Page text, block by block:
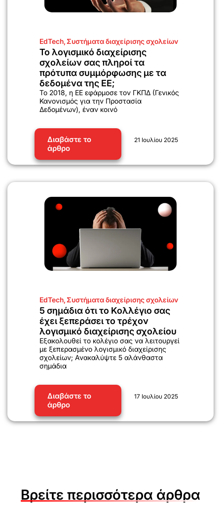
EdTech,Συστήματα διαχείρισης σχολείων
Το λογισμικό διαχείρισης
σχολείων σας πληροί τα
πρότυπα συμμόρφωσης με τα
δεδομένα της ΕΕ;
Το 2018, η ΕΕ εφάρμοσε τον ΓΚΠΔ (Γενικός
Κανονισμός για την Προστασία
Δεδομένων), έναν κοινό
Διαβάστε το
άρθρο
21 Ιουλίου 2025
EdTech,Συστήματα διαχείρισης σχολείων
5 σημάδια ότι το Κολλέγιο σας
έχει ξεπεράσει το τρέχον
λογισμικό διαχείρισης σχολείου
Εξακολουθεί το κολέγιο σας να λειτουργεί
με ξεπερασμένο λογισμικό διαχείρισης
σχολείων; Ανακαλύψτε 5 αλάνθαστα
σημάδια
Διαβάστε το
άρθρο
17 Ιουλίου 2025
Βρείτε περισσότερα άρθρα